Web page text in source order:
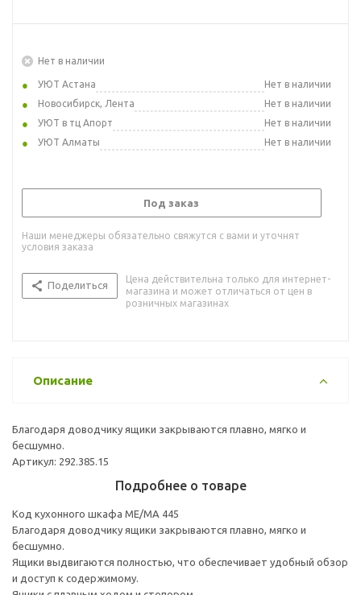
Нет в наличии
УЮТ Астана
Нет в наличии
Новосибирск, Лента
Нет в наличии
УЮТ в тц Апорт
Нет в наличии
УЮТ Алматы
Нет в наличии
Под заказ
Наши менеджеры обязательно свяжутся с вами и уточнят
условия заказа
Поделиться
Цена действительна только для интернет-
магазина и может отличаться от цен в
розничных магазинах
Описание
Благодаря доводчику ящики закрываются плавно, мягко и
бесшумно.
Артикул: 292.385.15
Подробнее о товаре
Код кухонного шкафа ME/MA 445
Благодаря доводчику ящики закрываются плавно, мягко и
бесшумно.
Ящики выдвигаются полностью, что обеспечивает удобный обзор
и доступ к содержимому.